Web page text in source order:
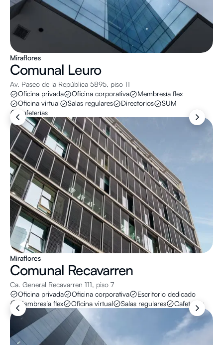
Miraflores
Comunal Leuro
Av. Paseo de la República 5895, piso 11
Oficina privada
Oficina corporativa
Membresía flex
Oficina virtual
Salas regulares Directorios
SUM
Cafeterías
Miraflores
Comunal Recavarren
Ca. General Recavarren 111, piso 7
Oficina privada
Oficina corporativa
Escritorio dedicado
Membresía flex
Oficina virtual Salas regulares Cafeterías